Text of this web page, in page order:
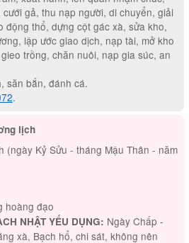
gả, thu nạp người, di chuyển, giải
động thổ, dựng cột gác xà, sửa kho,
lập ước giao dịch, nạp tài, mở kho
trồng, chăn nuôi, nạp gia súc, an
săn bắn, đánh cá.
.
lịch
(ngày Kỷ Sửu - tháng Mậu Thân - năm
hoàng đạo
NHẬT YẾU DỤNG: Ngày Chấp -
xà, Bạch hổ, chi sát, không nên